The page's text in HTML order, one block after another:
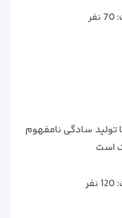
70 نفر
تولید سادگی نامفهوم
است
120 نفر